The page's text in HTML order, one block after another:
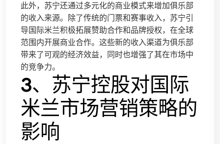
此外，苏宁还通过多元化的商业模式来增加俱乐部
的收入来源。除了传统的门票和赛事收入，苏宁引
导国际米兰积极拓展赞助合作和品牌授权，在全球
范围内开展商业合作。这些新的收入渠道为俱乐部
带来了可观的经济效益，同时也增强了其在市场中
的竞争力。
3、苏宁控股对国际
米兰市场营销策略的
影响